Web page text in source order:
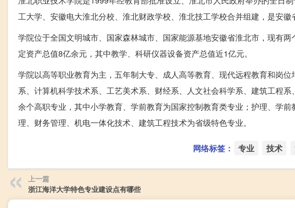
工大学、安徽电大淮北分校、淮北财政学校、淮北技工学校合并组建，是安徽
学院位于全国文明城市、国家森林城市、国家能源基地安徽省淮北市，现有
定资产总值8亿余元，其中教学、科研仪器设备资产总值近1亿元。
学院以高等职业教育为主，五年制大专、成人高等教育、现代远程教育和岗
系、计算机科学技术系、工艺美术系、财经系、人文社会科学系、建筑工程
余个高职专业，其中小学教育、学前教育为国家控制教育类专业；护理、学
理、财务管理、机电一体化技术、建筑工程技术为省级特色专业。
网络标签： 专业 技术
上一篇
浙江海洋大学特色专业建设点有哪些